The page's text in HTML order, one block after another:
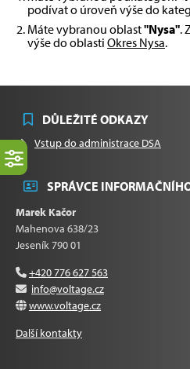
podívat o úroveň výše do
Máte vybranou oblast"Nysa".
výše do oblasti Okres Nysa.
DŮLEŽITÉ ODKAZY
Vstup do administrace DSA
SPRÁVCE
Marek Kačor
Mahenova 638/23
Jeseník 790 01
+420 776 627 563
info@voltage.cz
www.voltage.cz
Další kontakty